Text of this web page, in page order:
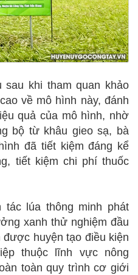
sau khi tham quan khảo
về mô hình này, đánh
quả của mô hình, nhờ
bộ từ khâu gieo sạ, bà
đã tiết kiệm đáng kể
tiết kiệm chi phí thuốc
lúa thông minh phát
xanh thử nghiệm đầu
huyện tạo điều kiện
thuộc lĩnh vực nông
toàn quy trình cơ giới